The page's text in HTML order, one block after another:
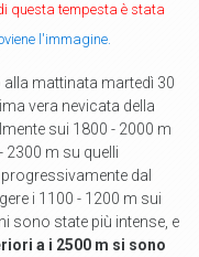
questa tempesta è stata
l'immagine.
mattinata martedì 30
vera nevicata della
sui 1800 - 2000 m
2300 m su quelli
dal
i 1100 - 1200 m sui
sono state più intense, e
a i 2500 m si sono